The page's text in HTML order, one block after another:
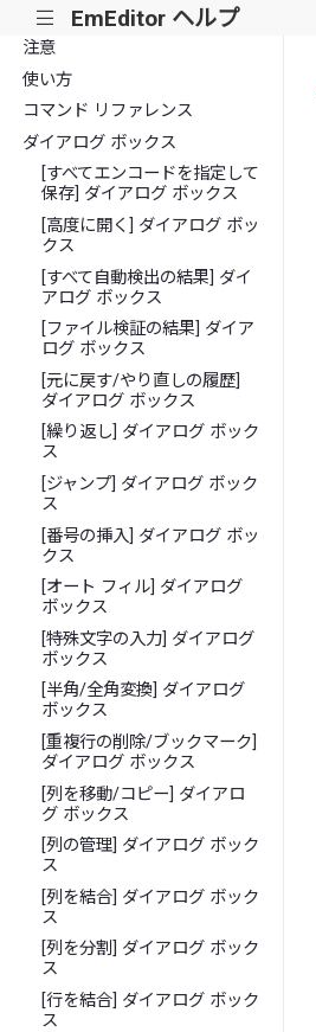
||| EmEditor ヘルプ
注意
使い方
コマンド リファレンス
ダイアログ ボックス
[すべてエンコードを指定して
保存] ダイアログ ボックス
[高度に開く] ダイアログ ボッ
クス
[すべて自動検出の結果] ダイ
アログ ボックス
[ファイル検証の結果] ダイア
ログ ボックス
[元に戻す/やり直しの履歴]
ダイアログ ボックス
[繰り返し] ダイアログ ボック
ス
[ジャンプ] ダイアログ ボック
ス
[番号の挿入] ダイアログ ボッ
クス
[オート フィル] ダイアログ
ボックス
[特殊文字の入力] ダイアログ
ボックス
[半角/全角変換] ダイアログ
ボックス
[重複行の削除/ブックマーク]
ダイアログ ボックス
[列を移動/コピー] ダイアロ
グ ボックス
[列の管理] ダイアログ ボック
ス
[列を結合] ダイアログ ボック
ス
[列を分割] ダイアログ ボック
ス
[行を結合] ダイアログ ボック
ス